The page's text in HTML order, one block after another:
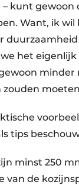
kunt gewoon
Want, ik wil
het
minder
tips
minst 250
van de